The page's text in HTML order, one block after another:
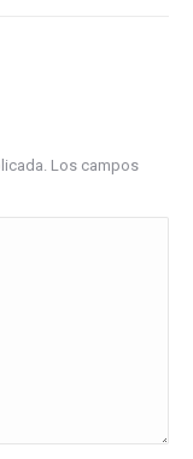
Los campos